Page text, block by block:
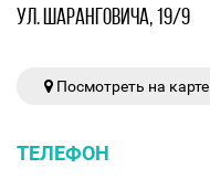
УЛ. ШАРАНГОВИЧА, 19/9
Посмотреть на карте
ТЕЛЕФОН